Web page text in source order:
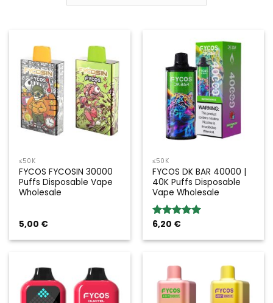
≤50K
FYCOS FYCOSIN 30000
Puffs Disposable Vape
Wholesale
5,00 €
≤50K
FYCOS DK BAR 40000 |
40K Puffs Disposable
Vape Wholesale
Rated5.00
6,20 €